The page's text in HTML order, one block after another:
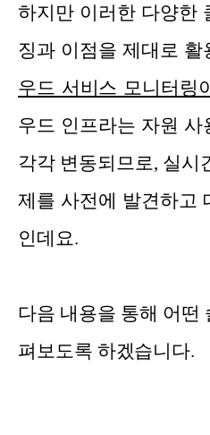
하지만 이러한 다양한
징과 이점을 제대로 활
우드 서비스 모니터링
우드 인프라는 자원 사
각각 변동되므로, 실시
제를 사전에 발견하고
인데요.
다음 내용을 통해 어떤
펴보도록 하겠습니다.